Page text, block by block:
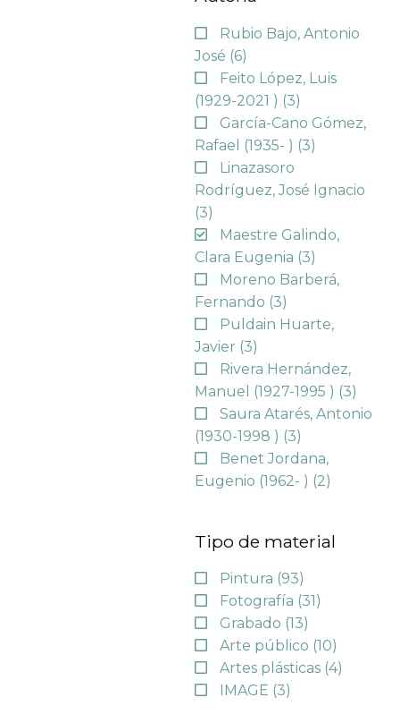
Rubio Bajo, Antonio
José (6)
Feito López, Luis
(1929-2021 ) (3)
García-Cano Gómez,
Rafael (1935- ) (3)
Linazasoro
Rodríguez, José Ignacio
(3)
Maestre Galindo,
Clara Eugenia (3)
Moreno Barberá,
Fernando (3)
Puldain Huarte,
Javier (3)
Rivera Hernández,
Manuel (1927-1995 ) (3)
Saura Atarés, Antonio
(1930-1998 ) (3)
Benet Jordana,
Eugenio (1962- ) (2)
Tipo de material
Pintura (93)
Fotografía (31)
Grabado (13)
Arte público (10)
Artes plásticas (4)
IMAGE (3)